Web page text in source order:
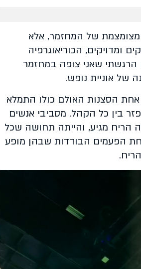
מצומצמת של המחזמר, אלא
ומדויקים, הכוריאוגרפיה
שאני צופה במחזמר
של אוניית נופש.
הסצנות האולם כולו התמלא
בין כל הקהל. מסביבי אנשים
הריח מגיע, והייתה תחושה שכל
הפעמים הבודדות שבהן מופע